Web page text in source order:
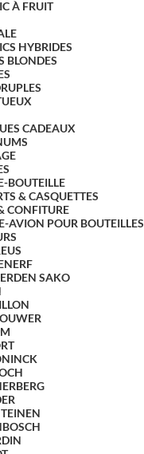
À FRUIT
HYBRIDES
BLONDES
CADEAUX
BOUTEILLE
& CASQUETTES
CONFITURE
AVION POUR BOUTEILLES
SAKO